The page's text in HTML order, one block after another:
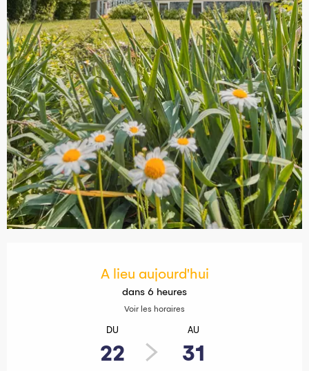
A lieu aujourd'hui
dans 6 heures
Voir les horaires
DU
22
AU
31